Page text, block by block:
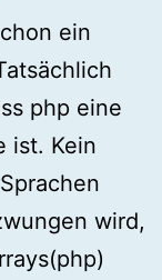
ein
php eine
ist. Kein
wird,